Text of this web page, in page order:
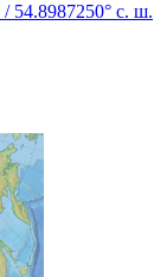
/ 54.8987250° с. ш.